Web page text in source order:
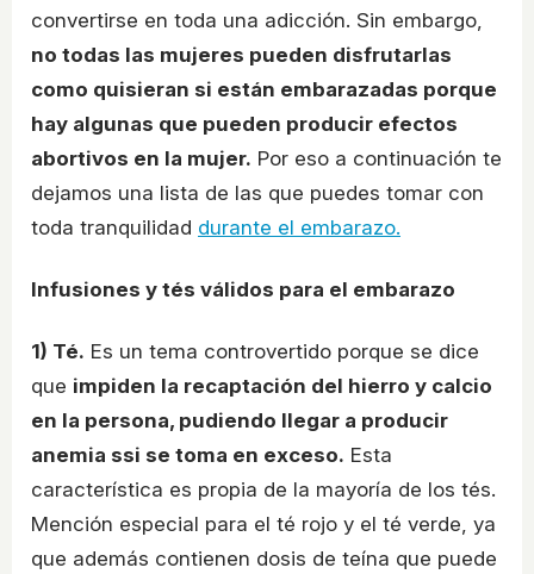
convertirse en toda una adicción. Sin embargo,
no todas las mujeres pueden disfrutarlas
como quisieran si están embarazadas porque
hay algunas que pueden producir efectos
abortivos en la mujer. Por eso a continuación te
dejamos una lista de las que puedes tomar con
toda tranquilidad durante el embarazo.
Infusiones y tés válidos para el embarazo
1) Té. Es un tema controvertido porque se dice
que impiden la recaptación del hierro y calcio
en la persona, pudiendo llegar a producir
anemia ssi se toma en exceso. Esta
característica es propia de la mayoría de los tés.
Mención especial para el té rojo y el té verde, ya
que además contienen dosis de teína que puede